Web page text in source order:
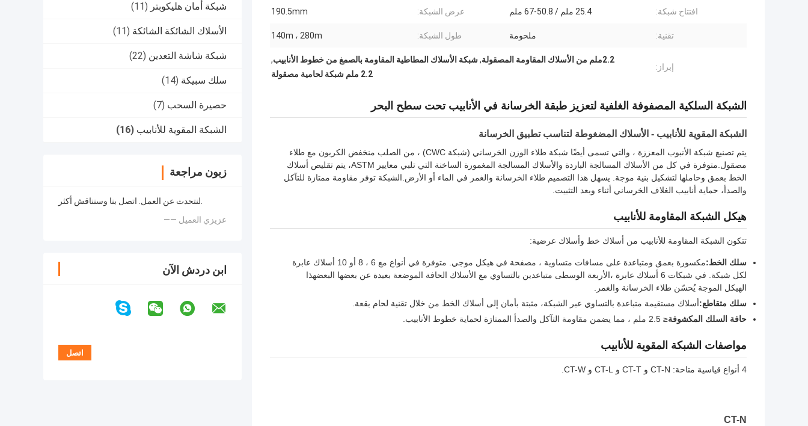
شبكة أمان هليكوبتر (11)
الأسلاك الشائكة الشائكة (11)
شبكة شاشة التعدين (22)
سلك سبيكة (14)
حصيرة السحب (7)
الشبكة المقوية للأنابيب (16)
زبون مراجعة
لنتحدث عن العمل. اتصل بنا وسنناقش أكثر.
—— عزيزي العميل
ابن دردش الآن
افتتاح شبكة: 25.4 ملم / 50.8-67 ملم عرض الشبكة: 190.5mm
تقنية: ملحومة طول الشبكة: 140m ، 280m
إبراز:
2.2ملم من الأسلاك المقاومة المصقولة ,شبكة الأسلاك المطاطية المقاومة بالصمغ من خطوط الأنابيب,
2.2 ملم شبكة لحامية مصقولة
الشبكة السلكية المصفوفة الغلفية لتعزيز طبقة الخرسانة في الأنابيب تحت سطح البحر
الشبكة المقوية للأنابيب - الأسلاك المضغوطة لتناسب تطبيق الخرسانة
يتم تصنيع شبكة الأنبوب المعززة ، والتي تسمى أيضًا شبكة طلاء الوزن الخرساني (شبكة CWC) ، من الصلب منخفض الكربون مع طلاء
مصقول.متوفرة في كل من الأسلاك المسالجة الباردة والأسلاك المسالجة المغمورة الساخنة التي تلبي معايير ASTM، يتم تقليص أسلاك
الخط بعمق وحاملها لتشكيل بنية موجة. يسهل هذا التصميم طلاء الخرسانة والغمر في الماء أو الأرض.الشبكة توفر مقاومة ممتازة للتآكل
والصدأ، حماية أنابيب الغلاف الخرساني أثناء وبعد التثبيت.
هيكل الشبكة المقاومة للأنابيب
تتكون الشبكة المقاومة للأنابيب من أسلاك خط وأسلاك عرضية:
سلك الخط:
مكسورة بعمق ومتباعدة على مسافات متساوية ، مصفحة في هيكل موجي. متوفرة في أنواع مع 6 ، 8 أو 10 أسلاك عابرة
لكل شبكة. في شبكات 6 أسلاك عابرة ،الأربعة الوسطى متباعدين بالتساوي مع الأسلاك الحافة الموضعة بعيدة عن بعضها البعضهذا
الهيكل الموجة يُحسّن طلاء الخرسانة والغمر.
سلك متقاطع:أسلاك مستقيمة متباعدة بالتساوي عبر الشبكة، مثبتة بأمان إلى أسلاك الخط من خلال تقنية لحام بقعة.
حافة السلك المكشوفة≤ 2.5 ملم ، مما يضمن مقاومة التآكل والصدأ الممتازة لحماية خطوط الأنابيب.
مواصفات الشبكة المقوية للأنابيب
4 أنواع قياسية متاحة: CT-N و CT-T و CT-L و CT-W.
CT-N